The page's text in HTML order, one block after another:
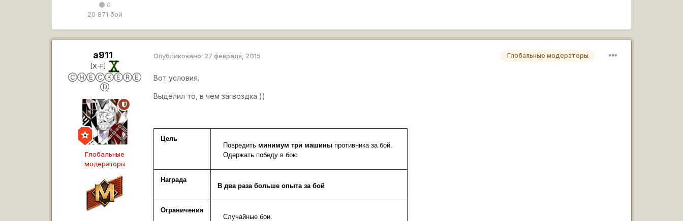
0
20 871 бой
a911
[X-F]
ⒸⒽⒺⒸⓀⒺⓇⒺ
Ⓓ
Глобальные
модераторы
Глобальные модераторы
Опубликовано: 27 февраля, 2015
Вот условия.
Выделил то, в чем загвоздка ))
Цель
Повредитьминимум три машины противника за бой.
Одержать победу в бою
Награда
В два раза больше опыта за бой
Ограничения
Случайные бои.